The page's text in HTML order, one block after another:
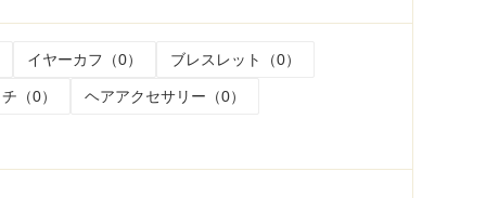
イヤーカフ（0） ブレスレット（0）
（0） ヘアアクセサリー（0）